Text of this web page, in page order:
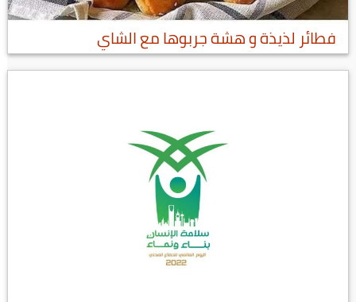
فطائر لذيذة و هشة جربوها مع الشاي